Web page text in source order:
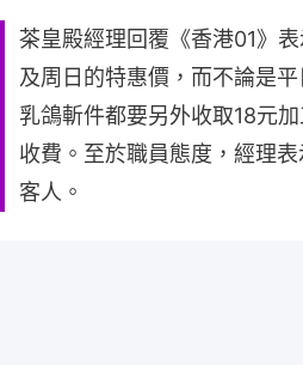
茶皇殿經理回覆《香港01》
及周日的特惠價，而不論是
乳鴿斬件都要另外收取18元
收費。至於職員態度，經理
客人。